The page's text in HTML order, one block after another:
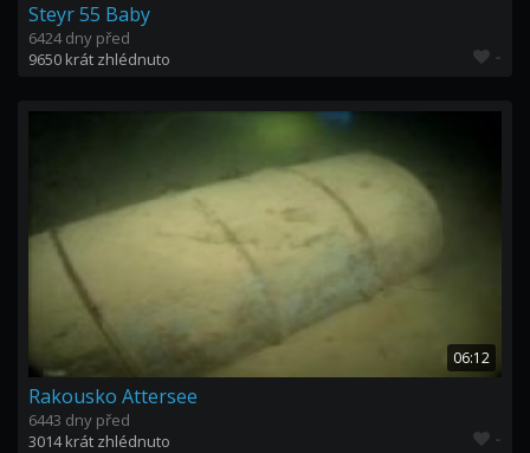
Steyr 55 Baby
6424 dny před
9650 krát zhlédnuto
-
06:12
Rakousko Attersee
6443 dny před
3014 krát zhlédnuto
-